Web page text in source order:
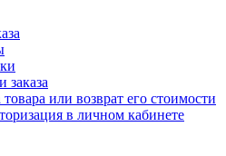
заказа
или возврат его стоимости
в личном кабинете